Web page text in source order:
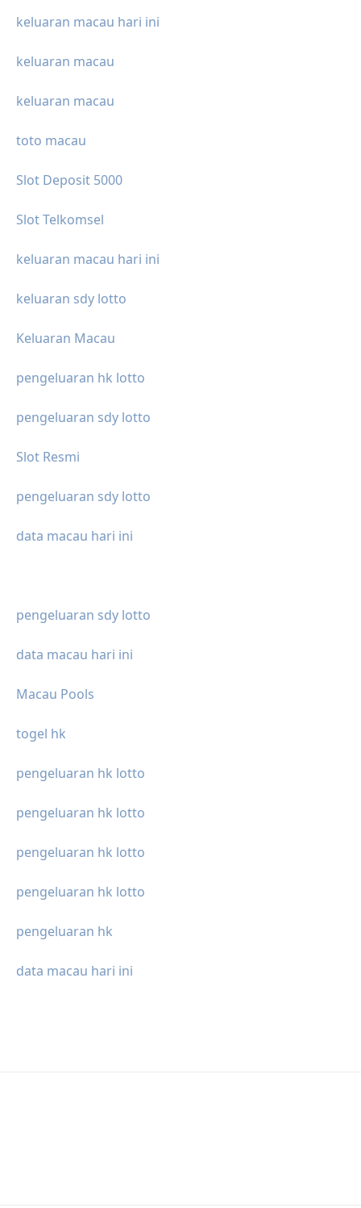
keluaran macau hari ini
keluaran macau
keluaran macau
toto macau
Slot Deposit 5000
Slot Telkomsel
keluaran macau hari ini
keluaran sdy lotto
Keluaran Macau
pengeluaran hk lotto
pengeluaran sdy lotto
Slot Resmi
pengeluaran sdy lotto
data macau hari ini
pengeluaran sdy lotto
data macau hari ini
Macau Pools
togel hk
pengeluaran hk lotto
pengeluaran hk lotto
pengeluaran hk lotto
pengeluaran hk lotto
pengeluaran hk
data macau hari ini